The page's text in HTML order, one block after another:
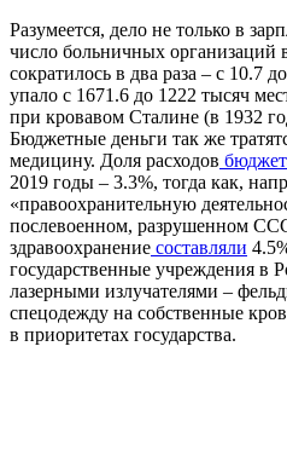
Разумеется, дело не только в
число больничных организаций
сократилось в два раза – с 10.7
упало с 1671.6 до 1222 тысяч
при кровавом Сталине (в 1932
Бюджетные деньги так же
медицину. Доля расходов
2019 годы – 3.3%, тогда как,
«правоохранительную
послевоенном, разрушенном
здравоохранение составляли
государственные учреждения в
лазерными излучателями –
спецодежду на собственные
в приоритетах государства.